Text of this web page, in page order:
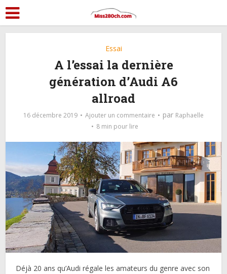
Essai
A l’essai la dernière
génération d’Audi A6
allroad
16 décembre 2019 Ajouter un commentaire par Raphaelle
8 min pour lire
Déjà 20 ans qu’Audi régale les amateurs du genre avec son